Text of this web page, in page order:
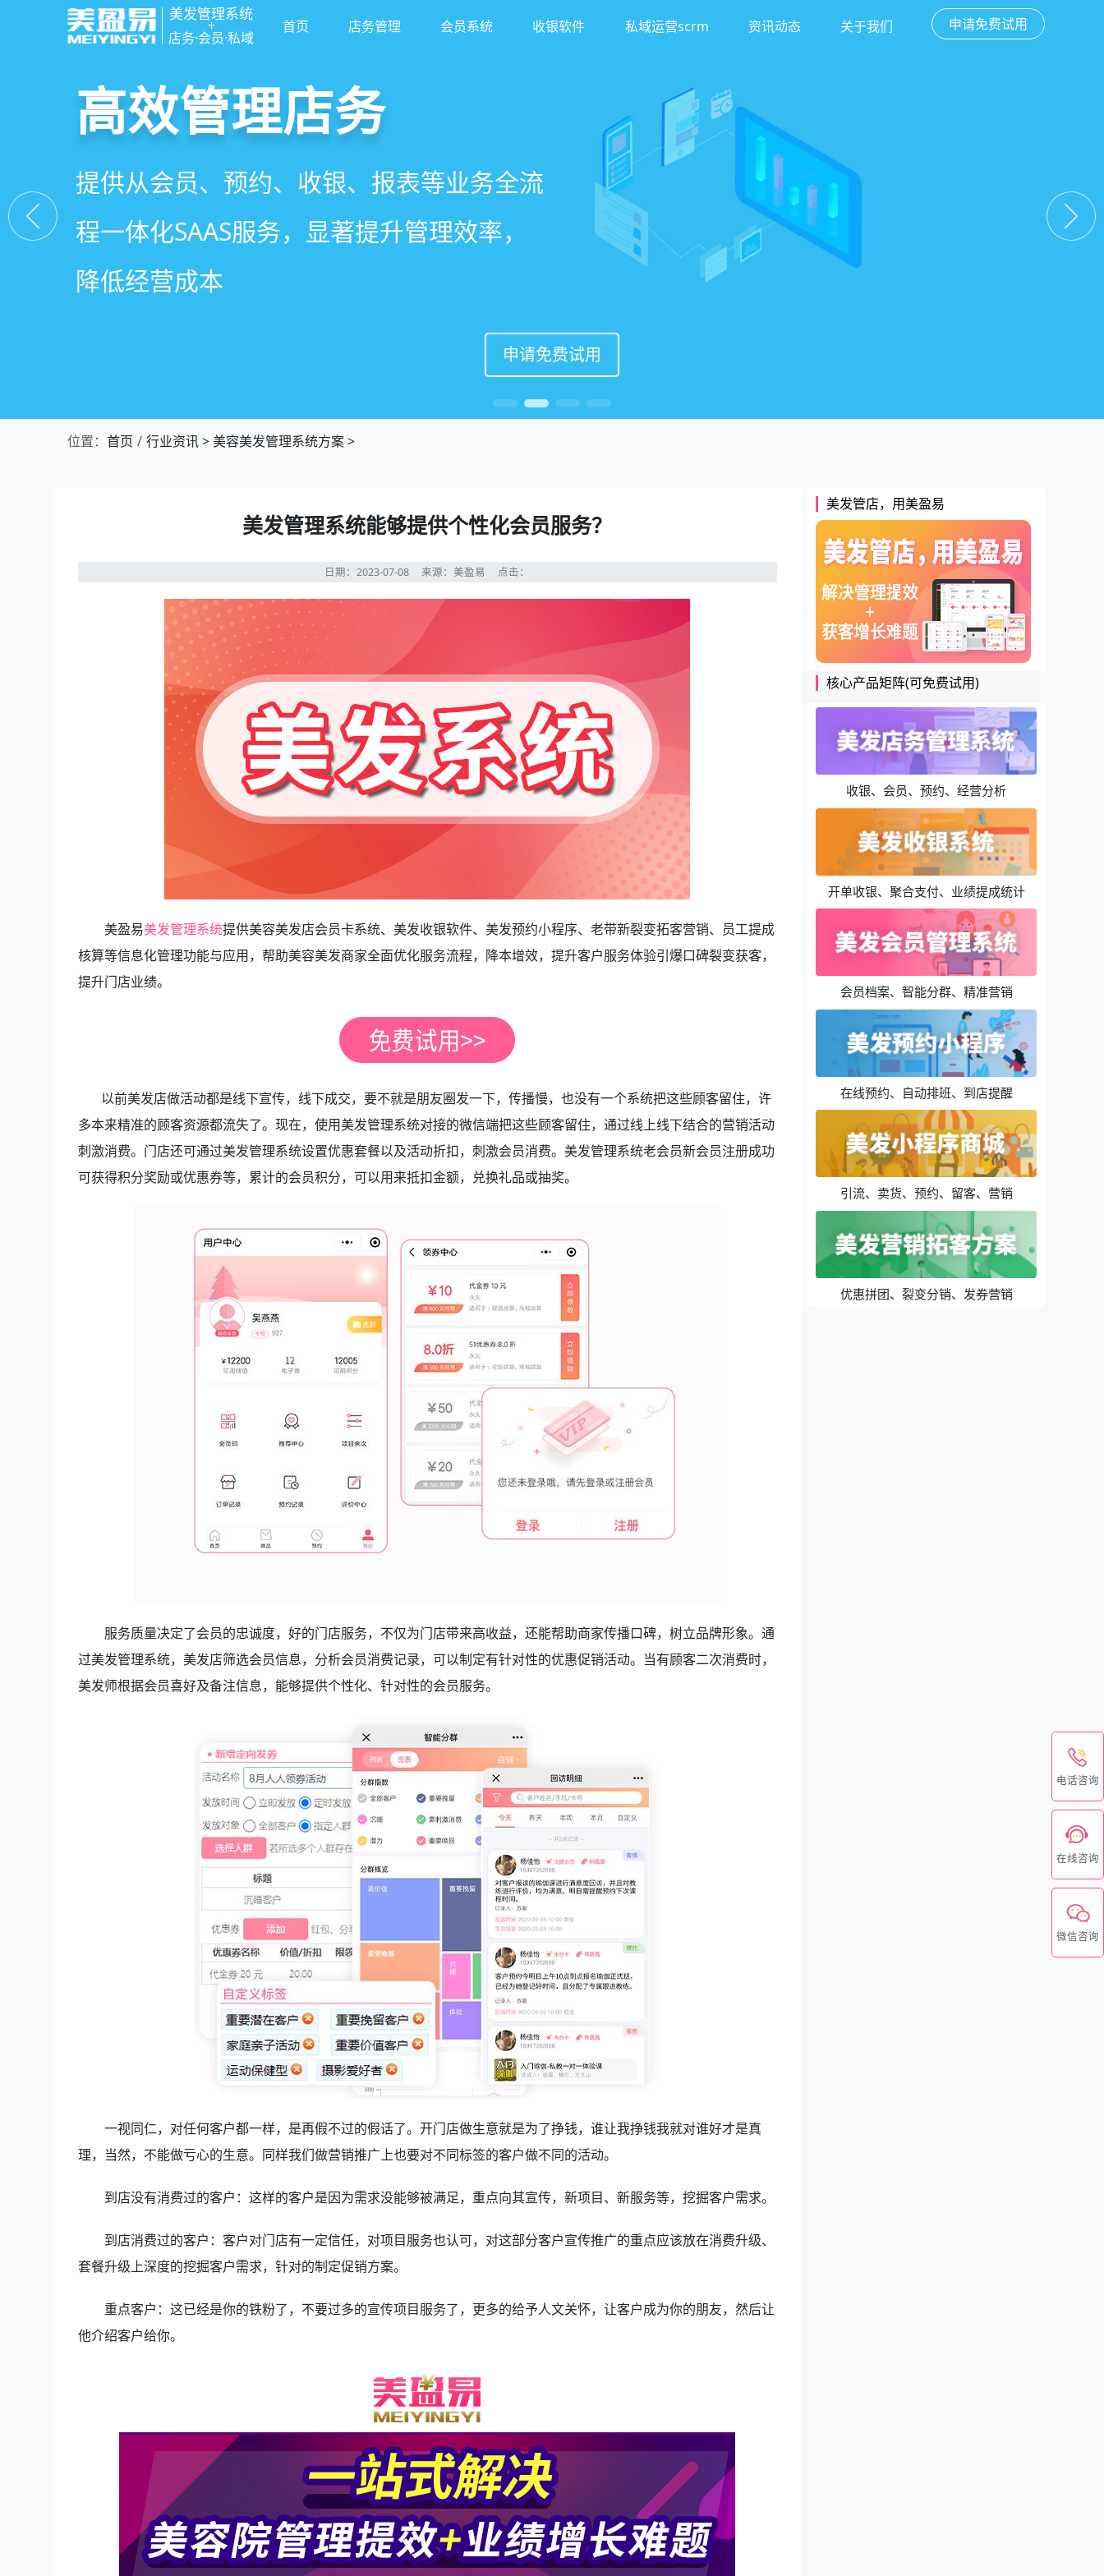
美发管理系统
+
店务·会员·私域
首页 店务管理 会员系统 收银软件 私域运营scrm 资讯动态 关于我们 申请免费试用
美容美发管理系统
店务+拓客+020一体化，一站式解决美发门
店经营管理需求
申请免费试用
高效管理店务
提供从会员、预约、收银、报表等业务全流
程一体化SAAS服务，显著提升管理效率，
降低经营成本
申请免费试用
社交裂变拓客
基于拼团、砍价、分销、异业合作等网红社
交营销玩法，海量爆款方案一键套用，快速
引爆门店客流
申请免费试用
小程序商城
小程序链接商家、手艺人、客户，打通线上
线下，让口碑传播有抓手，赋能社交裂变，
盘活私域流量
申请免费试用
位置： 首页 行业资讯>美容美发管理系统方案>
美发管理系统能够提供个性化会员服务？
日期：2023-07-08来源：美盈易 点击：
美盈易美发管理系统提供美容美发店会员卡系统、美发收银软件、美发预约小程序、老带新裂变拓客营销、员工提成
核算等信息化管理功能与应用，帮助美容美发商家全面优化服务流程，降本增效，提升客户服务体验引爆口碑裂变获客，
提升门店业绩。
以前美发店做活动都是线下宣传，线下成交，要不就是朋友圈发一下，传播慢，也没有一个系统把这些顾客留住，许
多本来精准的顾客资源都流失了。现在，使用美发管理系统对接的微信端把这些顾客留住，通过线上线下结合的营销活动
刺激消费。门店还可通过美发管理系统设置优惠套餐以及活动折扣，刺激会员消费。美发管理系统老会员新会员注册成功
可获得积分奖励或优惠券等，累计的会员积分，可以用来抵扣金额，兑换礼品或抽奖。
服务质量决定了会员的忠诚度，好的门店服务，不仅为门店带来高收益，还能帮助商家传播口碑，树立品牌形象。通
过美发管理系统，美发店筛选会员信息，分析会员消费记录，可以制定有针对性的优惠促销活动。当有顾客二次消费时，
美发师根据会员喜好及备注信息，能够提供个性化、针对性的会员服务。
一视同仁，对任何客户都一样，是再假不过的假话了。开门店做生意就是为了挣钱，谁让我挣钱我就对谁好才是真
理，当然，不能做亏心的生意。同样我们做营销推广上也要对不同标签的客户做不同的活动。
到店没有消费过的客户：这样的客户是因为需求没能够被满足，重点向其宣传，新项目、新服务等，挖掘客户需求。
到店消费过的客户：客户对门店有一定信任，对项目服务也认可，对这部分客户宣传推广的重点应该放在消费升级、
套餐升级上深度的挖掘客户需求，针对的制定促销方案。
重点客户：这已经是你的铁粉了，不要过多的宣传项目服务了，更多的给予人文关怀，让客户成为你的朋友，然后让
他介绍客户给你。
美发管店，用美盈易
核心产品矩阵(可免费试用)
收银、会员、预约、经营分析
开单收银、聚合支付、业绩提成统计
会员档案、智能分群、精准营销
在线预约、自动排班、到店提醒
引流、卖货、预约、留客、营销
优惠拼团、裂变分销、发券营销
电话咨询
在线咨询
微信咨询